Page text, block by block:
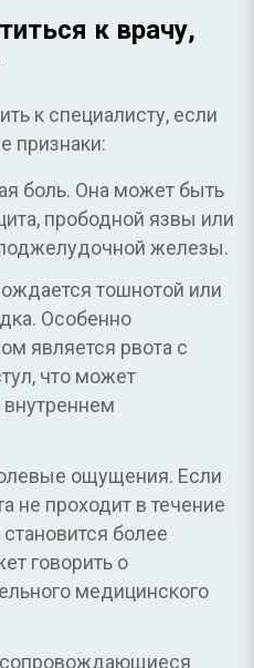
к врачу,
к специалисту, если
признаки:
боль. Она может быть
прободной язвы или
железы.
тошнотой или
Особенно
является рвота с
что может
внутреннем
ощущения. Если
не проходит в течение
более
говорить о
медицинского